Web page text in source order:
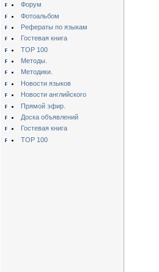
Форум
Фотоальбом
Рефераты по языкам
Гостевая книга
TOP 100
Методы.
Методики.
Новости языков
Новости английского
Прямой эфир.
Доска объявлений
Гостевая книга
TOP 100